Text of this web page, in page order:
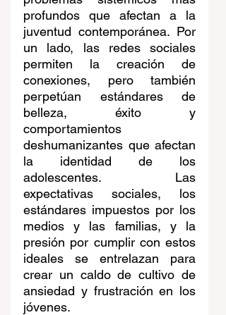
profundos que afectan a la
juventud contemporánea. Por
un lado, las redes sociales
permiten la creación de
conexiones, pero también
perpetúan estándares de
belleza, éxito y
comportamientos
deshumanizantes que afectan
la identidad de los
adolescentes. Las
expectativas sociales, los
estándares impuestos por los
medios y las familias, y la
presión por cumplir con estos
ideales se entrelazan para
crear un caldo de cultivo de
ansiedad y frustración en los
jóvenes.